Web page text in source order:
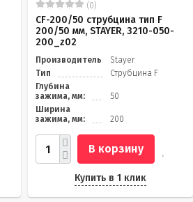
(0)
CF-200/50 струбцина тип F
200/50 мм, STAYER, 3210-050-
200_z02
Производитель
Stayer
Тип
Струбцина F
Глубина
зажима, мм:
50
Ширина
зажима, мм:
200
В корзину
Купить в 1 клик